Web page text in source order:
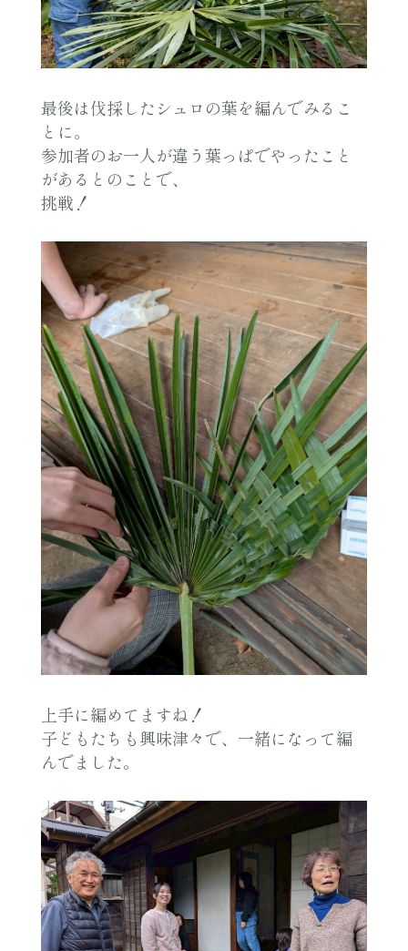
最後は伐採したシュロの葉を編んでみるこ
とに。
参加者のお一人が違う葉っぱでやったこと
があるとのことで、
挑戦！
上手に編めてますね！
子どもたちも興味津々で、一緒になって編
んでました。